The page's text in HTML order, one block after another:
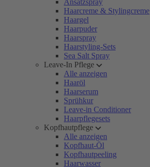
Ansatzspray
Haarcreme & Stylingcreme
Haargel
Haarpuder
Haarspray
Haarstyling-Sets
Sea Salt Spray
Leave-In Pflege
Alle anzeigen
Haaröl
Haarserum
Sprühkur
Leave-in Conditioner
Haarpflegesets
Kopfhautpflege
Alle anzeigen
Kopfhaut-Öl
Kopfhautpeeling
Haarwasser